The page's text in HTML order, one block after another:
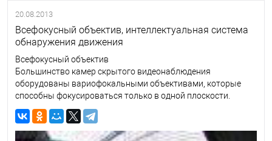
20.08.2013
Всефокусный объектив, интеллектуальная система
обнаружения движения
Всефокусный объектив
Большинство камер скрытого видеонаблюдения
оборудованы вариофокальными объективами, которые
способны фокусироваться только в одной плоскости.
Объекты, располагающиеся впереди или позади фокусной
точки, отображаются нечетко.